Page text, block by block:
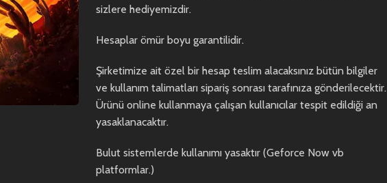
sizlere hediyemizdir.
Hesaplar ömür boyu garantilidir.
Şirketimize ait özel bir hesap teslim alacaksınız bütün bilgiler
ve kullanım talimatları sipariş sonrası tarafınıza gönderilecektir.
Ürünü online kullanmaya çalışan kullanıcılar tespit edildiği an
yasaklanacaktır.
Bulut sistemlerde kullanımı yasaktır (Geforce Now vb
platformlar.)